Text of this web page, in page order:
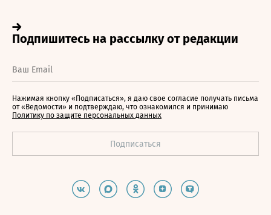
Нажимая кнопку «Подписаться», я даю свое согласие получать письма
от «Ведомости» и подтверждаю, что ознакомился и принимаю
Политику по защите персональных данных